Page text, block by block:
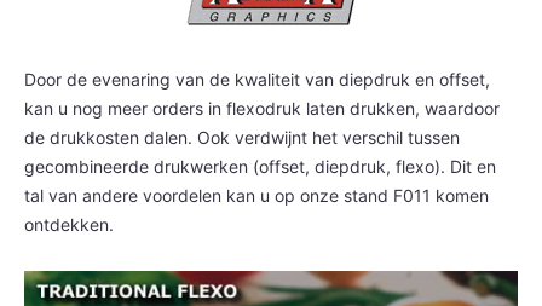
Door de evenaring van de kwaliteit van diepdruk en offset,
kan u nog meer orders in flexodruk laten drukken, waardoor
de drukkosten dalen. Ook verdwijnt het verschil tussen
gecombineerde drukwerken (offset, diepdruk, flexo). Dit en
tal van andere voordelen kan u op onze stand F011 komen
ontdekken.